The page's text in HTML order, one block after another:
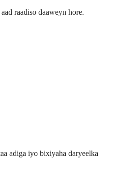
raadiso daaweyn hore.
adiga iyo bixiyaha daryeelka